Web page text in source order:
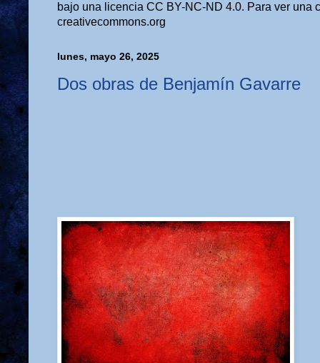
bajo una licencia CC BY-NC-ND 4.0. Para ver una
creativecommons.org
lunes, mayo 26, 2025
Dos obras de Benjamín Gavarre